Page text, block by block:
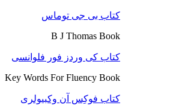
کتاب بی جی توماس
B J Thomas Book
کتاب کی وردز فور فلوانسی
Key Words For Fluency Book
کتاب فوکِس آن وکبیولری